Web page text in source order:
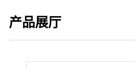
产品展厅